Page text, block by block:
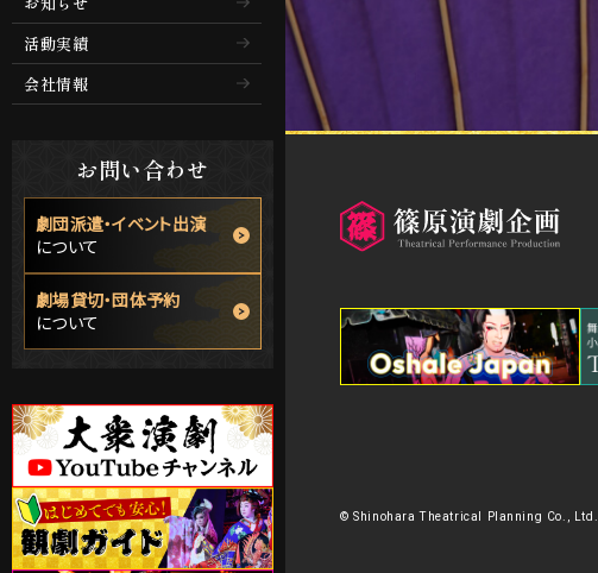
活動実績
会社情報
お問い合わせ
劇団派遣・イベント出演
について
劇場貸切・団体予約
について
© Shinohara Theatrical Planning Co., Ltd.